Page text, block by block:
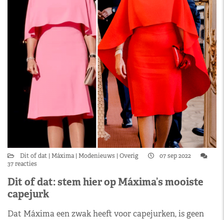
Dit of dat Máxima Modenieuws Overig
07 sep 2022
37 reacties
Dit of dat: stem hier op Máxima’s mooiste
capejurk
Dat Máxima een zwak heeft voor capejurken, is geen